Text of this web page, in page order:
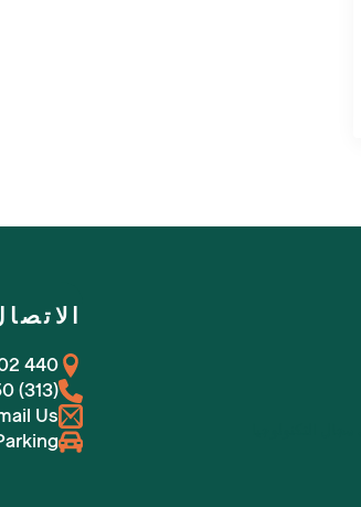
440 Burroughs Street, Detroit, MI 48202
(313) 879-5250
Us!